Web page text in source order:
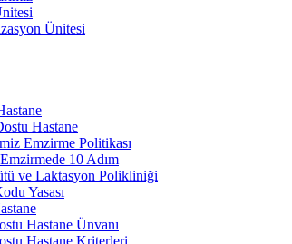
Ünitesi
Hastane
Emzirme Politikası
Emzirmede 10 Adım
ve Laktasyon Polikliniği
Yasası
Hastane Ünvanı
Hastane Kriterleri